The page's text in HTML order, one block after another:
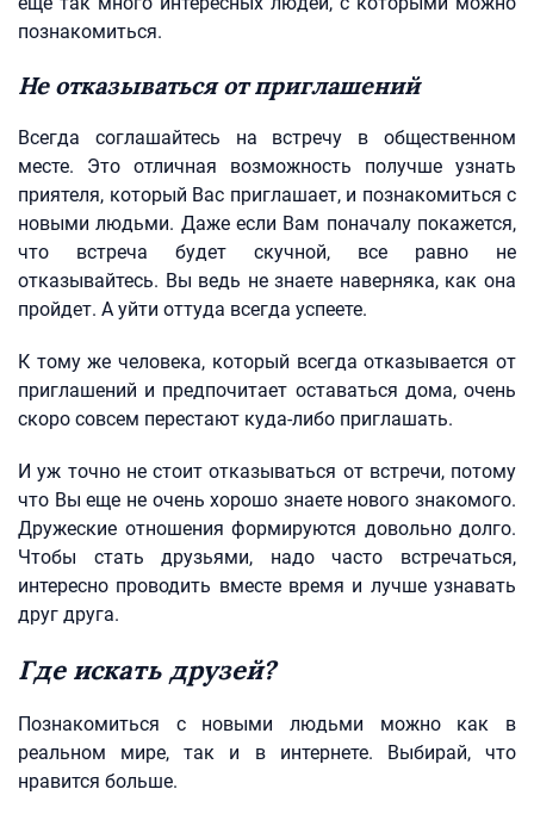
познакомиться.
Не отказываться от приглашений
Всегда соглашайтесь на встречу в общественном
месте. Это отличная возможность получше узнать
приятеля, который Вас приглашает, и познакомиться с
новыми людьми. Даже если Вам поначалу покажется,
что встреча будет скучной, все равно не
отказывайтесь. Вы ведь не знаете наверняка, как она
пройдет. А уйти оттуда всегда успеете.
К тому же человека, который всегда отказывается от
приглашений и предпочитает оставаться дома, очень
скоро совсем перестают куда-либо приглашать.
И уж точно не стоит отказываться от встречи, потому
что Вы еще не очень хорошо знаете нового знакомого.
Дружеские отношения формируются довольно долго.
Чтобы стать друзьями, надо часто встречаться,
интересно проводить вместе время и лучше узнавать
друг друга.
Где искать друзей?
Познакомиться с новыми людьми можно как в
реальном мире, так и в интернете. Выбирай, что
нравится больше.